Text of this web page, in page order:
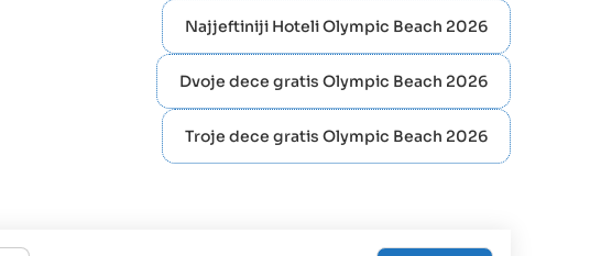
Najjeftiniji Hoteli Olympic Beach 2026
Dvoje dece gratis Olympic Beach 2026
Troje dece gratis Olympic Beach 2026